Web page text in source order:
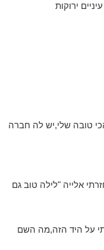
ירוקות
טובה שלי,יש לה חברה
אלייה "לילה טוב גם
על היד הזה,מה השם